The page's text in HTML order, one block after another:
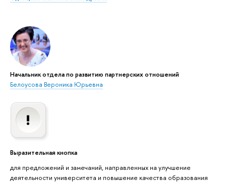
Начальник отдела по развитию партнерских отношений
Белоусова Вероника Юрьевна
Выразительная кнопка
для предложений и замечаний, направленных на улучшение
деятельности университета и повышение качества образования